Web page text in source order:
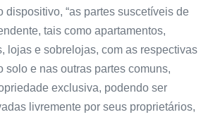
dispositivo, “as partes suscetíveis de
tais como apartamentos,
lojas e sobrelojas, com as respectivas
solo e nas outras partes comuns,
exclusiva, podendo ser
livremente por seus proprietários,